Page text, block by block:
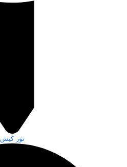
تور کیش